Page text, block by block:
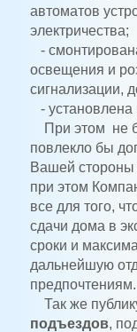
автоматов
электричества;
-
освещения и
сигнализации,
- установлена
При этом не
повлекло бы
Вашей стороны
при этом
все для того,
сдачи дома в
сроки и
дальнейшую
предпочтениям.
Так же
подъездов,